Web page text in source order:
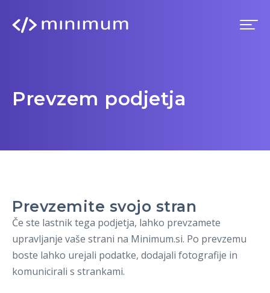
Prednosti
Imenik
Prijava
Prevzem podjetja
Prevzemite svojo stran
Če ste lastnik tega podjetja, lahko prevzamete
upravljanje vaše strani na Minimum.si. Po prevzemu
boste lahko urejali podatke, dodajali fotografije in
komunicirali s strankami.